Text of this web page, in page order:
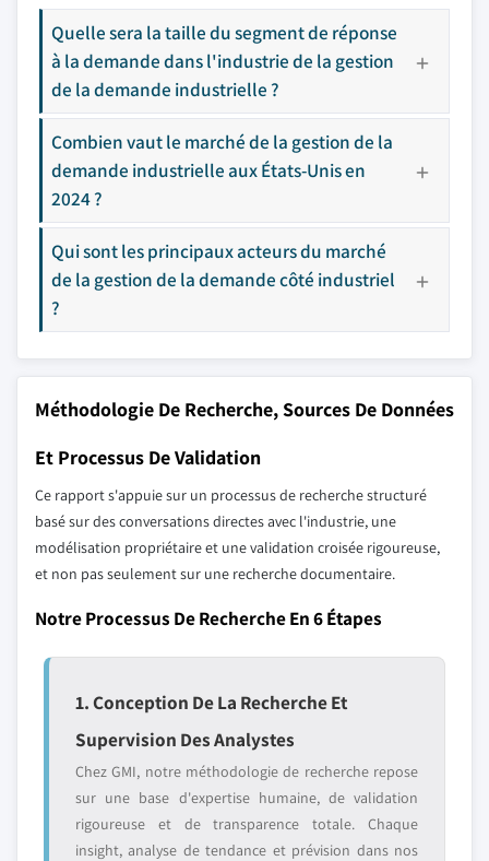
Quelle sera la taille du segment de réponse
à la demande dans l'industrie de la gestion
de la demande industrielle ?
Combien vaut le marché de la gestion de la
demande industrielle aux États-Unis en
2024 ?
Qui sont les principaux acteurs du marché
de la gestion de la demande côté industriel
?
Méthodologie De Recherche, Sources De Données
Et Processus De Validation
Ce rapport s'appuie sur un processus de recherche structuré
basé sur des conversations directes avec l'industrie, une
modélisation propriétaire et une validation croisée rigoureuse,
et non pas seulement sur une recherche documentaire.
Notre Processus De Recherche En 6 Étapes
1. Conception De La Recherche Et
Supervision Des Analystes
Chez GMI, notre méthodologie de recherche repose
sur une base d'expertise humaine, de validation
rigoureuse et de transparence totale. Chaque
insight, analyse de tendance et prévision dans nos